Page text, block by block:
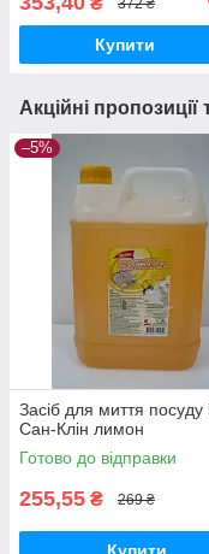
372 ₴
Купити
Акційні пропозиції
–5%
Засіб для миття посуду
Сан-Клін лимон
Готово до відправки
255,55 ₴ 269 ₴